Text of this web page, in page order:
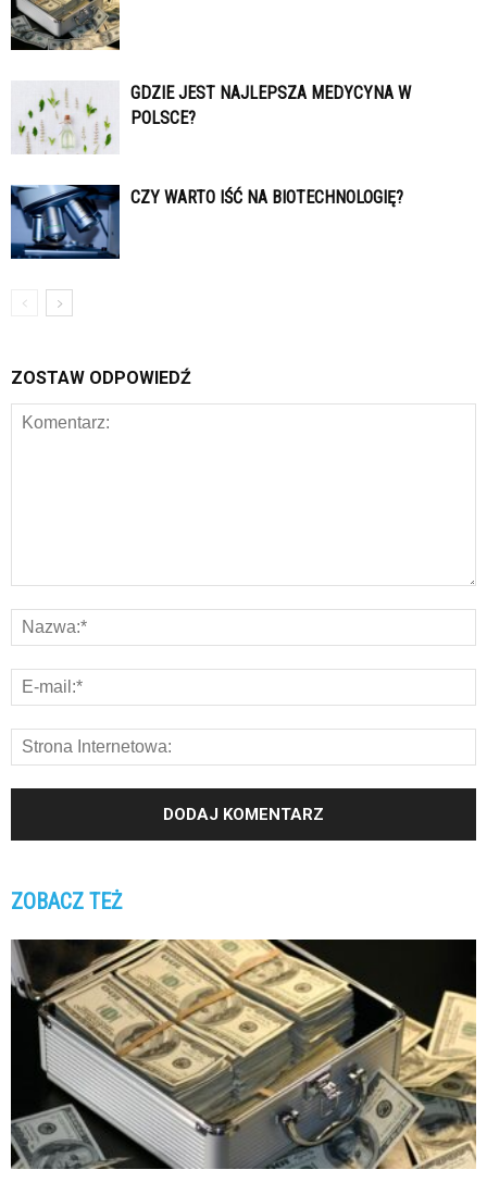
GDZIE JEST NAJLEPSZA MEDYCYNA W
POLSCE?
CZY WARTO IŚĆ NA BIOTECHNOLOGIĘ?
ZOSTAW ODPOWIEDŹ
ZOBACZ TEŻ